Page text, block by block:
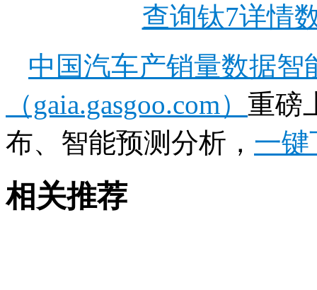
查询钛7详情
中国汽车产销量数据
（gaia.gasgoo.com） 重磅
布、智能预测分析， 一键
相关推荐